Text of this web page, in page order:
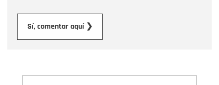
Sí, comentar aquí ❯